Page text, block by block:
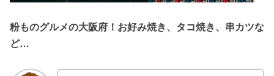
粉ものグルメの大阪府！お好み焼き、タコ焼き、串カツな
ど…